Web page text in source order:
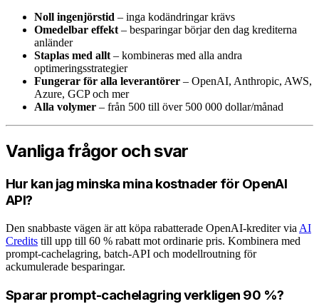
Noll ingenjörstid – inga kodändringar krävs
Omedelbar effekt – besparingar börjar den dag krediterna
anländer
Staplas med allt – kombineras med alla andra
optimeringsstrategier
Fungerar för alla leverantörer – OpenAI, Anthropic, AWS,
Azure, GCP och mer
Alla volymer – från 500 till över 500 000 dollar/månad
Vanliga frågor och svar
Hur kan jag minska mina kostnader för OpenAI
API?
Den snabbaste vägen är att köpa rabatterade OpenAI-krediter via AI
Credits till upp till 60 % rabatt mot ordinarie pris. Kombinera med
prompt-cachelagring, batch-API och modellroutning för
ackumulerade besparingar.
Sparar prompt-cachelagring verkligen 90 %?